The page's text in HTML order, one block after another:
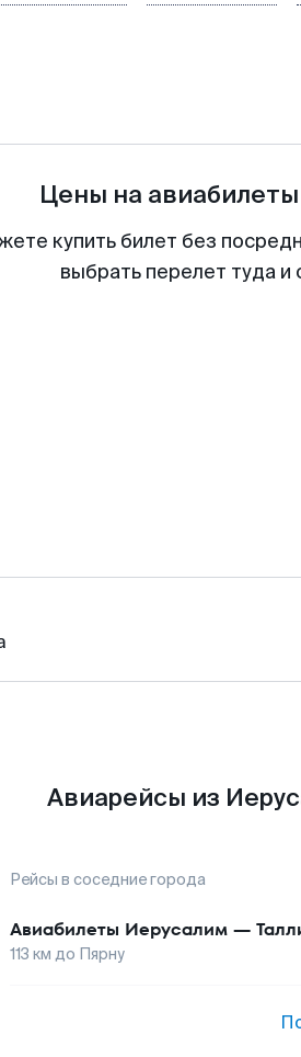
Цены на авиабилеты
купить билет без
выбрать перелет туда
Авиарейсы из
Рейсы в соседние города
Авиабилеты Иерусалим —
113 км до Пярну